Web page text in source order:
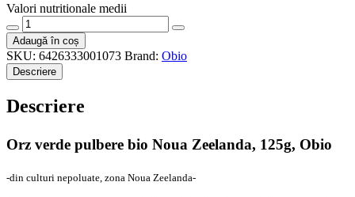
Valori nutritionale medii
Cantitate
Orz
verde
Noua
Zeelanda
bio
Adaugă în coș
SKU: 6426333001073 Brand: Obio
Descriere
Descriere
Orz verde pulbere bio Noua Zeelanda, 125g, Obio
-din culturi nepoluate, zona Noua Zeelanda-